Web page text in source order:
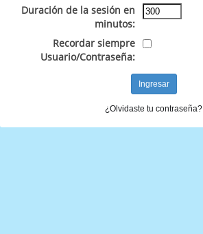
Duración de la sesión en
minutos:
Recordar siempre
Usuario/Contraseña:
¿Olvidaste tu contraseña?